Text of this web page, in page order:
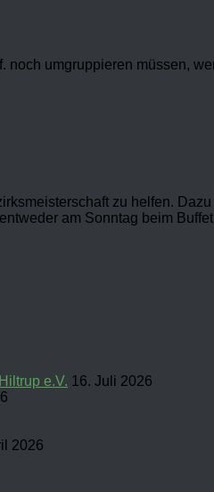
noch umgruppieren müssen,
zu helfen.
am Sonntag beim
e.V. 16. Juli 2026
2026